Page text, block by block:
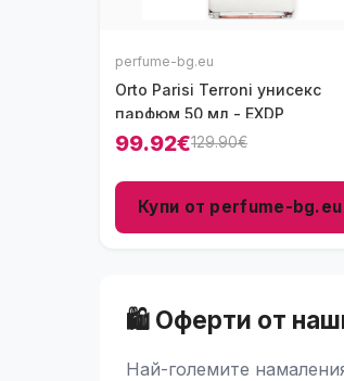
perfume-bg.eu
Orto Parisi Terroni унисекс
парфюм 50 мл - EXDP
99.92€129.90€
Купи от perfume-
🛍️ Оферти от
Най-големите